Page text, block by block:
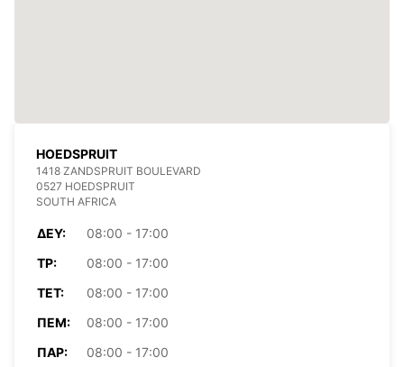
HOEDSPRUIT
1418 ZANDSPRUIT BOULEVARD
0527 HOEDSPRUIT
SOUTH AFRICA
ΔΕΥ:
08:00 - 17:00
ΤΡ:
08:00 - 17:00
ΤΕΤ:
08:00 - 17:00
ΠΈΜ:
08:00 - 17:00
ΠΑΡ:
08:00 - 17:00